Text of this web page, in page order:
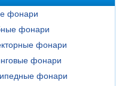
фонари
фонари
фонари
фонари
фонари